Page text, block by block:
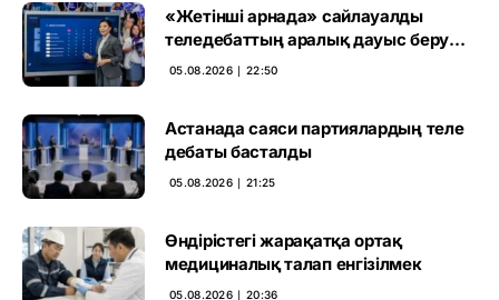
«Жетінші арнада» сайлауалды
теледебаттың аралық дауыс беру
нәтижесі жарияланды
05.08.2026 ∣ 22:50
Астанада саяси партиялардың теле
дебаты басталды
05.08.2026 ∣ 21:25
Өндірістегі жарақатқа ортақ
медициналық талап енгізілмек
05.08.2026 ∣ 20:36